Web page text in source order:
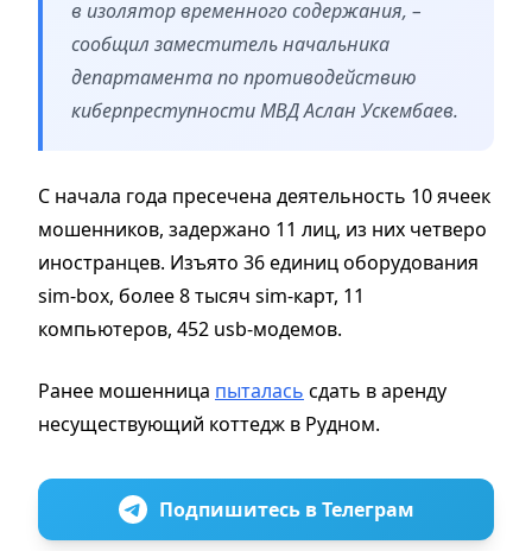
в изолятор временного содержания, –
сообщил заместитель начальника
департамента по противодействию
киберпреступности МВД Аслан Ускембаев.
С начала года пресечена деятельность 10 ячеек
мошенников, задержано 11 лиц, из них четверо
иностранцев. Изъято 36 единиц оборудования
sim-box, более 8 тысяч sim-карт, 11
компьютеров, 452 usb-модемов.
Ранее мошенница пыталась сдать в аренду
несуществующий коттедж в Рудном.
Подпишитесь в Телеграм